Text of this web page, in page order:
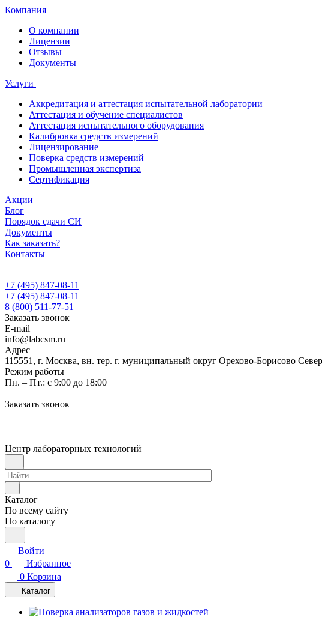
Компания
О компании
Лицензии
Отзывы
Документы
Услуги
Аккредитация и аттестация испытательной лаборатории
Аттестация и обучение специалистов
Аттестация испытательного оборудования
Калибровка средств измерений
Лицензирование
Поверка средств измерений
Промышленная экспертиза
Сертификация
Акции
Блог
Порядок сдачи СИ
Документы
Как заказать?
Контакты
+7 (495) 847-08-11
+7 (495) 847-08-11
8 (800) 511-77-51
Заказать звонок
E-mail
info@labcsm.ru
Адрес
115551, г. Москва, вн. тер. г. муниципальный округ Орехово-Борисово
Режим работы
Пн. – Пт.: с 9:00 до 18:00
Заказать звонок
Центр лабораторных технологий
Каталог
По всему сайту
По каталогу
Войти
0
Избранное
0 Корзина
Каталог